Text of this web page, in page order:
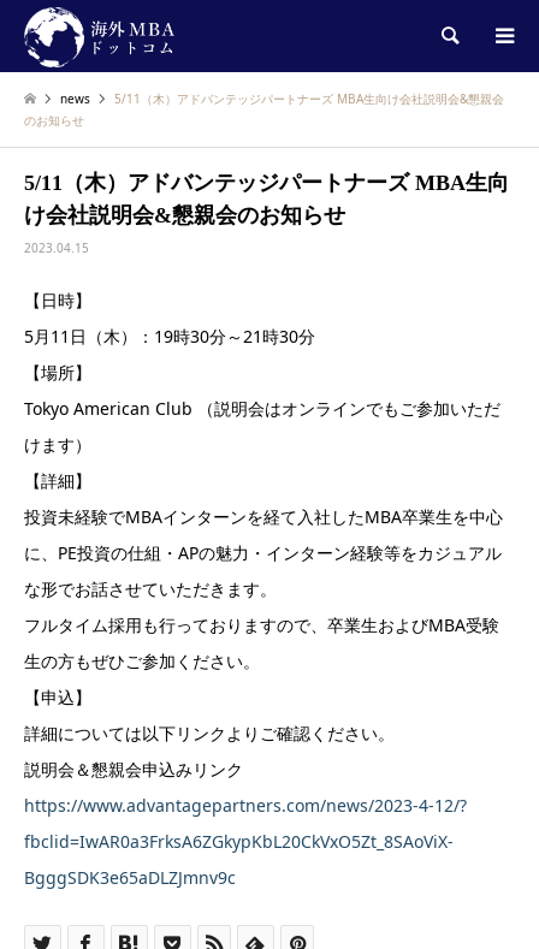
検索
news
5/11（木）アドバンテッジパートナーズ MBA生向け会社説明会&懇親会
のお知らせ
5/11（木）アドバンテッジパートナーズ MBA生向
け会社説明会&懇親会のお知らせ
2023.04.15
【日時】
5月11日（木）：19時30分～21時30分
【場所】
Tokyo American Club （説明会はオンラインでもご参加いただ
けます）
【詳細】
投資未経験でMBAインターンを経て入社したMBA卒業生を中心
に、PE投資の仕組・APの魅力・インターン経験等をカジュアル
な形でお話させていただきます。
フルタイム採用も行っておりますので、卒業生およびMBA受験
生の方もぜひご参加ください。
【申込】
詳細については以下リンクよりご確認ください。
説明会＆懇親会申込みリンク
https://www.advantagepartners.com/news/2023-4-12/?
fbclid=IwAR0a3FrksA6ZGkypKbL20CkVxO5Zt_8SAoViX-
BgggSDK3e65aDLZJmnv9c